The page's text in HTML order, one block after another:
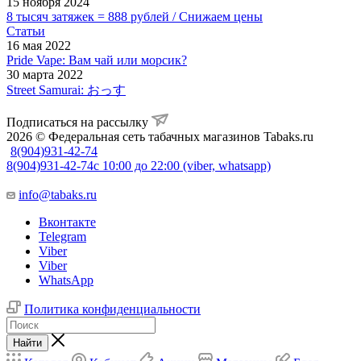
8 тысяч затяжек = 888 рублей / Снижаем цены
Статьи
16 мая 2022
Pride Vape: Вам чай или морсик?
30 марта 2022
Street Samurai: おっす
Подписаться на рассылку
2026 © Федеральная сеть табачных магазинов Tabaks.ru
8(904)931-42-74
8(904)931-42-74с 10:00 до 22:00 (viber, whatsapp)
info@tabaks.ru
Вконтакте
Telegram
Viber
Viber
WhatsApp
Политика конфиденциальности
Найти